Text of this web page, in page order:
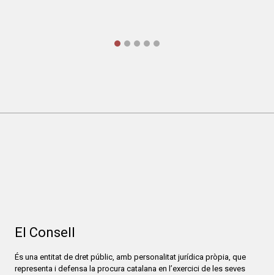
El Consell
És una entitat de dret públic, amb personalitat jurídica pròpia, que
representa i defensa la procura catalana en l’exercici de les seves